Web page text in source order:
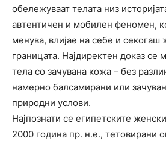
обележуваат телата низ
автентичен и мобилен феномен,
менува, влијае на себе и секогаш
границата. Најдиректен доказ се
тела со зачувана кожа – без
намерно балсамирани или
природни услови.
Најпознати се египетските
2000 година пр. н.е., тетовирани